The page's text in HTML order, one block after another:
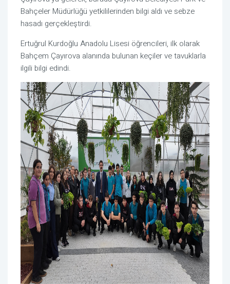
Bahçeler Müdürlüğü yetkililerinden bilgi aldı ve sebze
hasadı gerçekleştirdi.
Ertuğrul Kurdoğlu Anadolu Lisesi öğrencileri, ilk olarak
Bahçem Çayırova alanında bulunan keçiler ve tavuklarla
ilgili bilgi edindi.